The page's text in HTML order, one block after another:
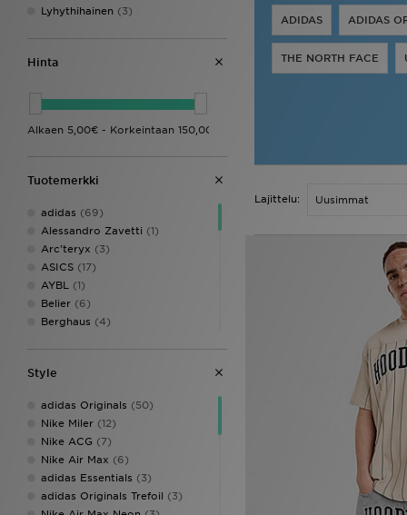
Lyhythihainen (3)
Hinta
Tuotemerkki
adidas (69)
Alessandro Zavetti (1)
Arc'teryx (3)
ASICS (17)
AYBL
(1)
Belier (6)
Berghaus (4)
Columbia
EA7 Emporio Armani
Ed Hardy (2)
Fred Perry(11)
Hoodrich (26)
HUGO(2)
Jordan (22)
Style
adidas Originals (50)
Nike Miler (12)
Nike ACG (7)
Nike Air Max (6)
adidas Essentials (3)
adidas Originals Trefoil (3)
ADIDAS ADIDAS
THE NORTH FACE
Lajittelu: